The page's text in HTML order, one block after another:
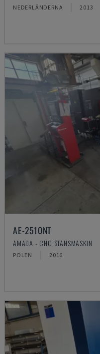
NEDERLÄNDERNA 2013
AE-2510NT
AMADA - CNC STANSMASKIN
POLEN 2016